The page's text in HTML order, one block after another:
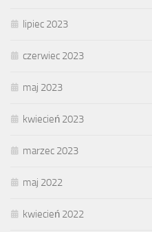
lipiec 2023
czerwiec 2023
maj 2023
kwiecień 2023
marzec 2023
maj 2022
kwiecień 2022